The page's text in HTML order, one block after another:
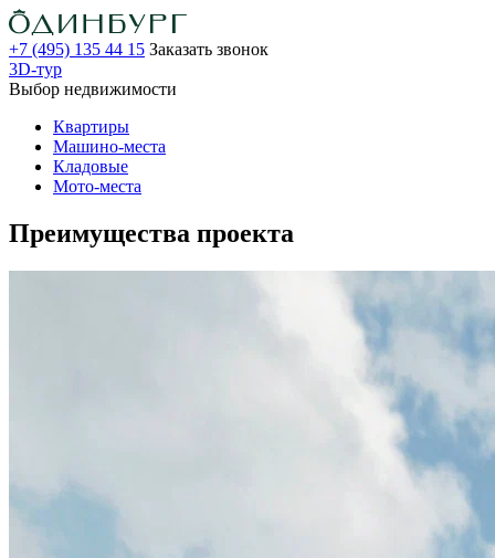
+7 (495) 135 44 15 Заказать звонок
3D-тур
Выбор недвижимости
Квартиры
Машино-места
Кладовые
Мото-места
Преимущества проекта